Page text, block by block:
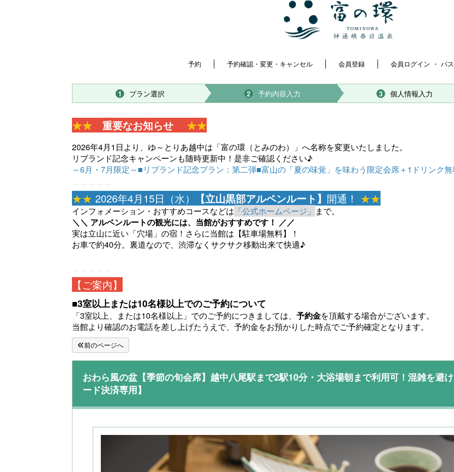
予約 予約確認・変更・キャンセル 会員登録 会員ログイン ・ パ
1 プラン選択 2 予約内容入力 3 個人情報入力
★★ 重要なお知らせ ★★
2026年4月1日より、ゆ～とりあ越中は「富の環（とみのわ）」へ名称を変更いたしました。
リブランド記念キャンペーンも随時更新中！是非ご確認ください♪
～6月・7月限定～■リブランド記念プラン：第二弾■富山の「夏の味覚」を味わう限定会席＋1ドリンク
★★ 2026年4月15日（水） 【立山黒部アルペンルート】 開通！ ★★
インフォメーション・おすすめコースなどは 「公式ホームページ」 まで。
＼＼ アルペンルートの観光には、当館がおすすめです！ ／／
実は立山に近い「穴場」の宿！さらに当館は【駐車場無料】！
お車で約40分。裏道なので、渋滞なくサクサク移動出来て快適♪
【ご案内】
■3室以上または10名様以上でのご予約について
「3室以上、または10名様以上」でのご予約につきましては、 予約金を頂戴する場合がございます。
当館より確認のお電話を差し上げたうえで、予約金をお預かりした時点でご予約確定となります。
前のページへ
おわら風の盆【季節の旬会席】越中八尾駅まで2駅10分・大浴場朝まで利用可！混雑を避
ード決済専用】